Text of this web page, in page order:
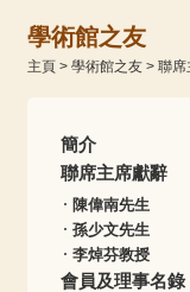
學術館之友
主頁> 學術館之友> 聯席
簡介
聯席主席獻辭
陳偉南先生
孫少文先生
李焯芬教授
會員及理事名錄